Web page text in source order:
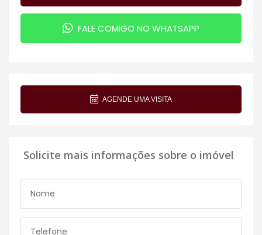
FALE COMIGO NO WHATSAPP
AGENDE UMA VISITA
Solicite mais informações sobre o imóvel